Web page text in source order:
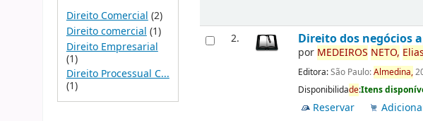
Direito Comercial (2)
Direito comercial (1)
Direito Empresarial
(1)
Direito Processual C...
(1)
2. Direito dos negócios
por MEDEIROS NETO, Elias
Editora:São Paulo:Almedina,
Disponibilidade:Itens
Reservar